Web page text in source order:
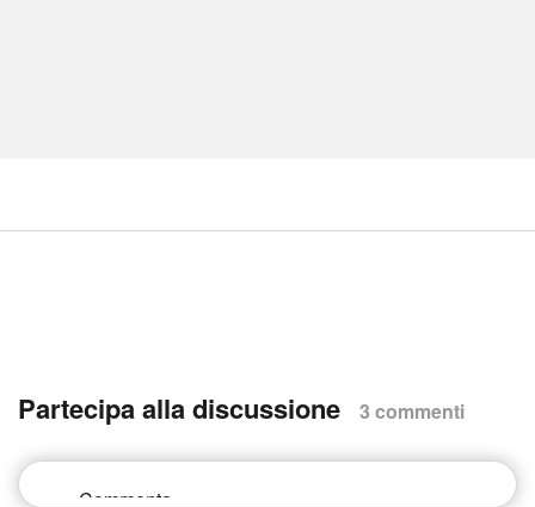
Partecipa alla discussione 3 commenti